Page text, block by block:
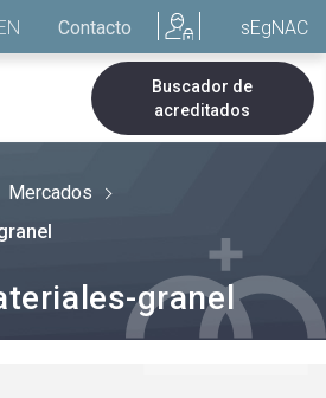
Contacto sEgNAC
Buscador de
acreditados
Mercados
granel